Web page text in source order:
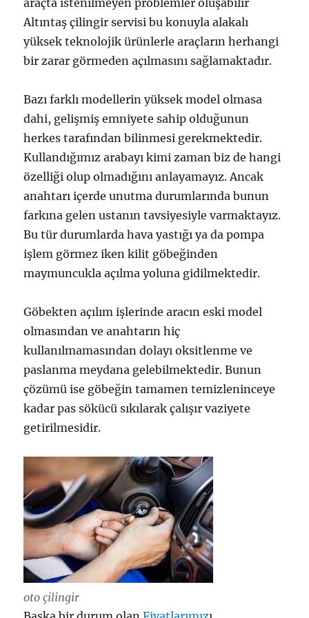
Altıntaş çilingir servisi bu konuyla alakalı
yüksek teknolojik ürünlerle araçların herhangi
bir zarar görmeden açılmasını sağlamaktadır.
Bazı farklı modellerin yüksek model olmasa
dahi, gelişmiş emniyete sahip olduğunun
herkes tarafından bilinmesi gerekmektedir.
Kullandığımız arabayı kimi zaman biz de hangi
özelliği olup olmadığını anlayamayız. Ancak
anahtarı içerde unutma durumlarında bunun
farkına gelen ustanın tavsiyesiyle varmaktayız.
Bu tür durumlarda hava yastığı ya da pompa
işlem görmez iken kilit göbeğinden
maymuncukla açılma yoluna gidilmektedir.
Göbekten açılım işlerinde aracın eski model
olmasından ve anahtarın hiç
kullanılmamasından dolayı oksitlenme ve
paslanma meydana gelebilmektedir. Bunun
çözümü ise göbeğin tamamen temizleninceye
kadar pas sökücü sıkılarak çalışır vaziyete
getirilmesidir.
oto çilingir